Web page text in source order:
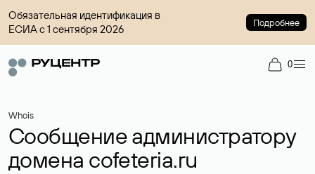
Обязательная идентификация в
ЕСИА с 1 сентября 2026
Подробнее
0
Whois
Сообщение администратору
домена cofeteria.ru